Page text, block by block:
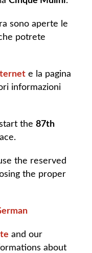
sono aperte le
potrete
e la pagina
informazioni
the 87th
the reserved
the proper
and our
about